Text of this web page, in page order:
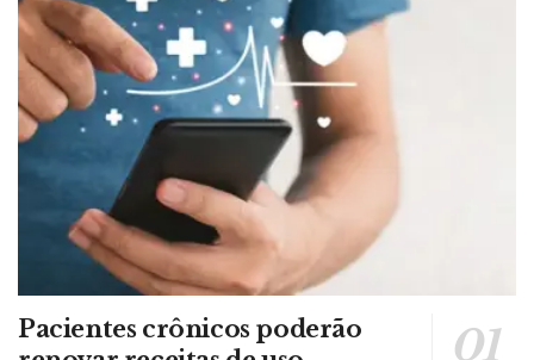
Pacientes crônicos poderão